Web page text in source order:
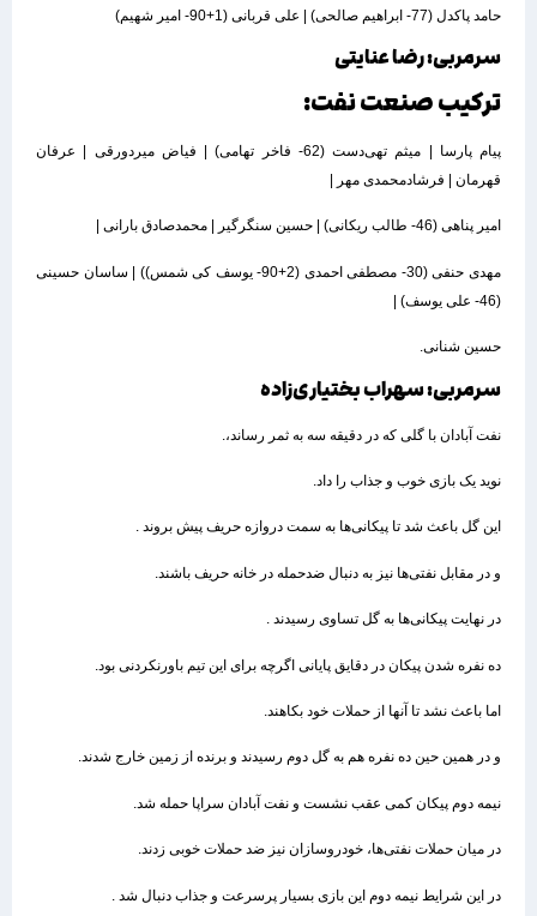
حامد پاکدل (77- ابراهیم صالحی) | علی قربانی (1+90- امیر شهیم)
سرمربی: رضا عنایتی
ترکیب صنعت نفت:
پیام پارسا | میثم تهی‌دست (62- فاخر تهامی) | فیاض میردورقی | عرفان
قهرمان | فرشادمحمدی مهر |
امیر پناهی (46- طالب ریکانی) | حسین سنگرگیر | محمدصادق بارانی |
مهدی حنفی (30- مصطفی احمدی (2+90- یوسف کی شمس)) | ساسان حسینی
حسین شنانی.
سرمربی: سهراب بختیاری‌زاده
نفت آبادان با گلی که در دقیقه سه به ثمر رساند،.
نوید یک بازی خوب و جذاب را داد.
این گل باعث شد تا پیکانی‌ها به سمت دروازه حریف پیش بروند .
و در مقابل نفتی‌ها نیز به دنبال ضدحمله در خانه حریف باشند.
در نهایت پیکانی‌ها به گل تساوی رسیدند .
ده نفره شدن پیکان در دقایق پایانی اگرچه برای این تیم باورنکردنی بود.
اما باعث نشد تا آنها از حملات خود بکاهند.
و در همین حین ده نفره هم به گل دوم رسیدند و برنده از زمین خارج شدند.
نیمه دوم پیکان کمی عقب نشست و نفت آبادان سراپا حمله شد.
در میان حملات نفتی‌ها، خودروسازان نیز ضد حملات خوبی زدند.
در این شرایط نیمه دوم این بازی بسیار پرسرعت و جذاب دنبال شد .